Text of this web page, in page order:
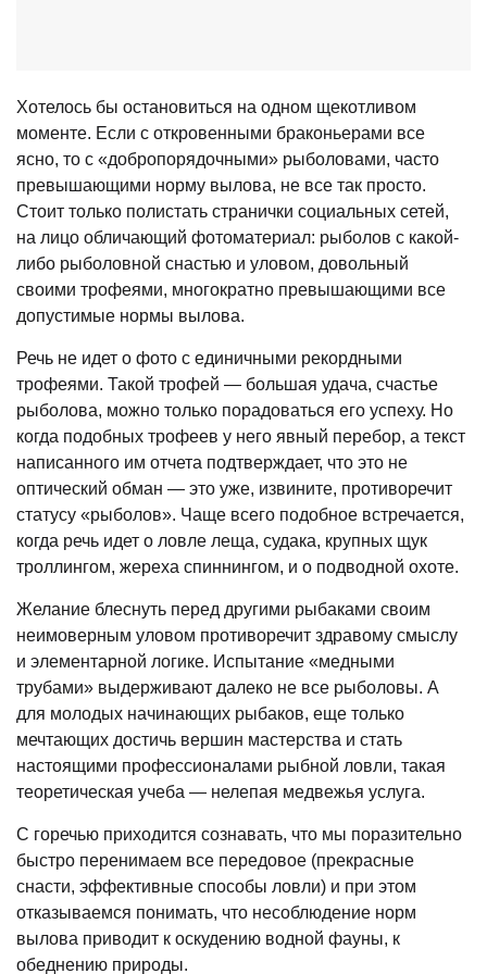
Хотелось бы остановиться на одном щекотливом
моменте. Если с откровенными браконьерами все
ясно, то с «добропорядочными» рыболовами, часто
превышающими норму вылова, не все так просто.
Стоит только полистать странички социальных сетей,
на лицо обличающий фотоматериал: рыболов с какой-
либо рыболовной снастью и уловом, довольный
своими трофеями, многократно превышающими все
допустимые нормы вылова.
Речь не идет о фото с единичными рекордными
трофеями. Такой трофей — большая удача, счастье
рыболова, можно только порадоваться его успеху. Но
когда подобных трофеев у него явный перебор, а текст
написанного им отчета подтверждает, что это не
оптический обман — это уже, извините, противоречит
статусу «рыболов». Чаще всего подобное встречается,
когда речь идет о ловле леща, судака, крупных щук
троллингом, жереха спиннингом, и о подводной охоте.
Желание блеснуть перед другими рыбаками своим
неимоверным уловом противоречит здравому смыслу
и элементарной логике. Испытание «медными
трубами» выдерживают далеко не все рыболовы. А
для молодых начинающих рыбаков, еще только
мечтающих достичь вершин мастерства и стать
настоящими профессионалами рыбной ловли, такая
теоретическая учеба — нелепая медвежья услуга.
С горечью приходится сознавать, что мы поразительно
быстро перенимаем все передовое (прекрасные
снасти, эффективные способы ловли) и при этом
отказываемся понимать, что несоблюдение норм
вылова приводит к оскудению водной фауны, к
обеднению природы.